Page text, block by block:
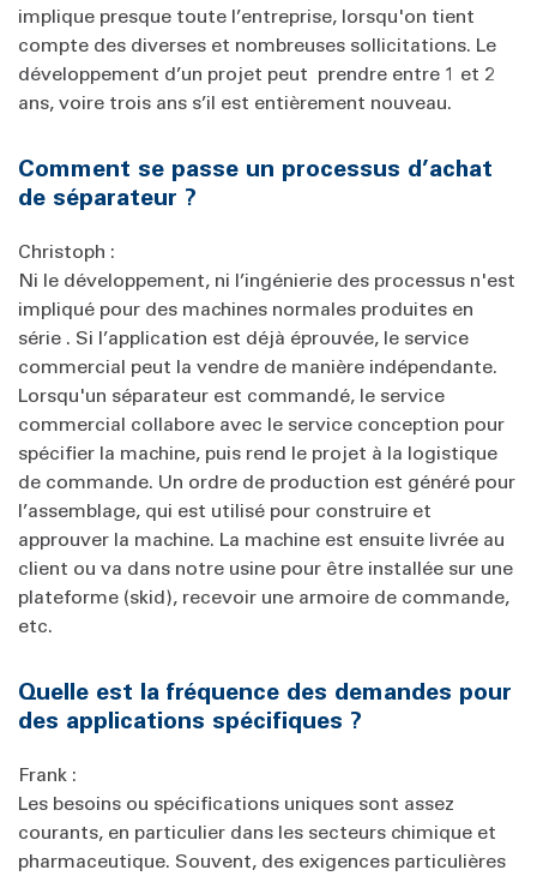
implique presque toute l’entreprise, lorsqu'on tient
compte des diverses et nombreuses sollicitations. Le
développement d’un projet peut prendre entre 1 et 2
ans, voire trois ans s’il est entièrement nouveau.
Comment se passe un processus d’achat
de séparateur ?
Christoph :
Ni le développement, ni l’ingénierie des processus n'est
impliqué pour des machines normales produites en
série . Si l’application est déjà éprouvée, le service
commercial peut la vendre de manière indépendante.
Lorsqu'un séparateur est commandé, le service
commercial collabore avec le service conception pour
spécifier la machine, puis rend le projet à la logistique
de commande. Un ordre de production est généré pour
l’assemblage, qui est utilisé pour construire et
approuver la machine. La machine est ensuite livrée au
client ou va dans notre usine pour être installée sur une
plateforme (skid), recevoir une armoire de commande,
etc.
Quelle est la fréquence des demandes pour
des applications spécifiques ?
Frank :
Les besoins ou spécifications uniques sont assez
courants, en particulier dans les secteurs chimique et
pharmaceutique. Souvent, des exigences particulières